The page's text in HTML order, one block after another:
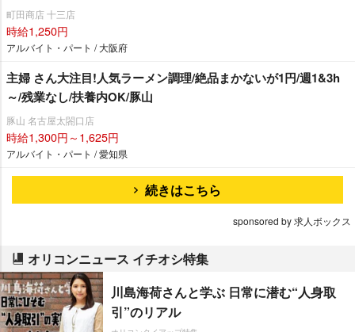
町田商店 十三店
時給1,250円
アルバイト・パート / 大阪府
主婦 さん大注目!人気ラーメン調理/絶品まかないが1円/週1&3h
～/残業なし/扶養内OK/豚山
豚山 名古屋太閤口店
時給1,300円～1,625円
アルバイト・パート / 愛知県
続きはこちら
sponsored by 求人ボックス
オリコンニュース イチオシ特集
川島海荷さんと学ぶ 日常に潜む“人身取
引”のリアル